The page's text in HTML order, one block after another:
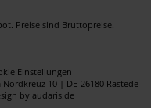
Preise sind Bruttopreise.
Einstellungen
10 | DE-26180 Rastede
by audaris.de